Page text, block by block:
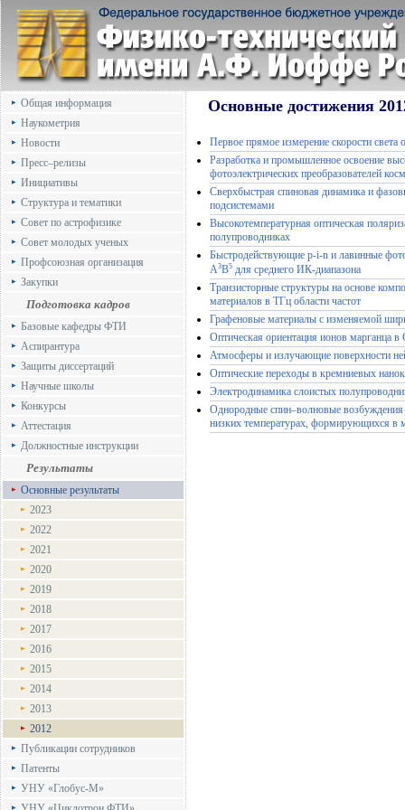
Общая информация
Наукометрия
Новости
Пресс–релизы
Инициативы
Структура и тематики
Совет по астрофизике
Совет молодых ученых
Профсоюзная организация
Закупки
Подготовка кадров
Базовые кафедры ФТИ
Аспирантура
Защиты диссертаций
Научные школы
Конкурсы
Аттестация
Должностные инструкции
Результаты
Основные результаты
2023
2022
2021
2020
2019
2018
2017
2016
2015
2014
2013
2012
Публикации сотрудников
Патенты
УНУ «Глобус-М»
Основные достижения
Первое прямое измерение скорости света
Разработка и промышленное освоение
фотоэлектрических преобразователей
Сверхбыстрая спиновая динамика и
подсистемами
Высокотемпературная оптическая
полупроводниках
Быстродействующие p-i-n и лавинные
А3В5 для среднего ИК-диапазона
Транзисторные структуры на основе
материалов в ТГц области частот
Графеновые материалы с изменяемой
Оптическая ориентация ионов марганца
Атмосферы и излучающие поверхности
Оптические переходы в кремниевых
Электродинамика слоистых
Однородные спин–волновые возбуждения
низких температурах, формирующихся в